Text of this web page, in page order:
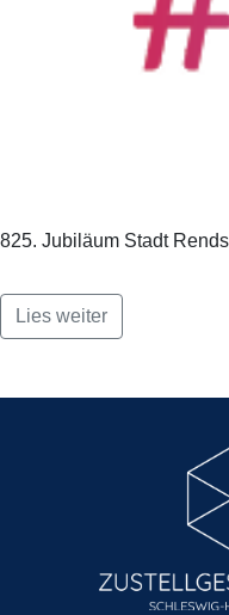
825. Jubiläum Stadt
Lies weiter